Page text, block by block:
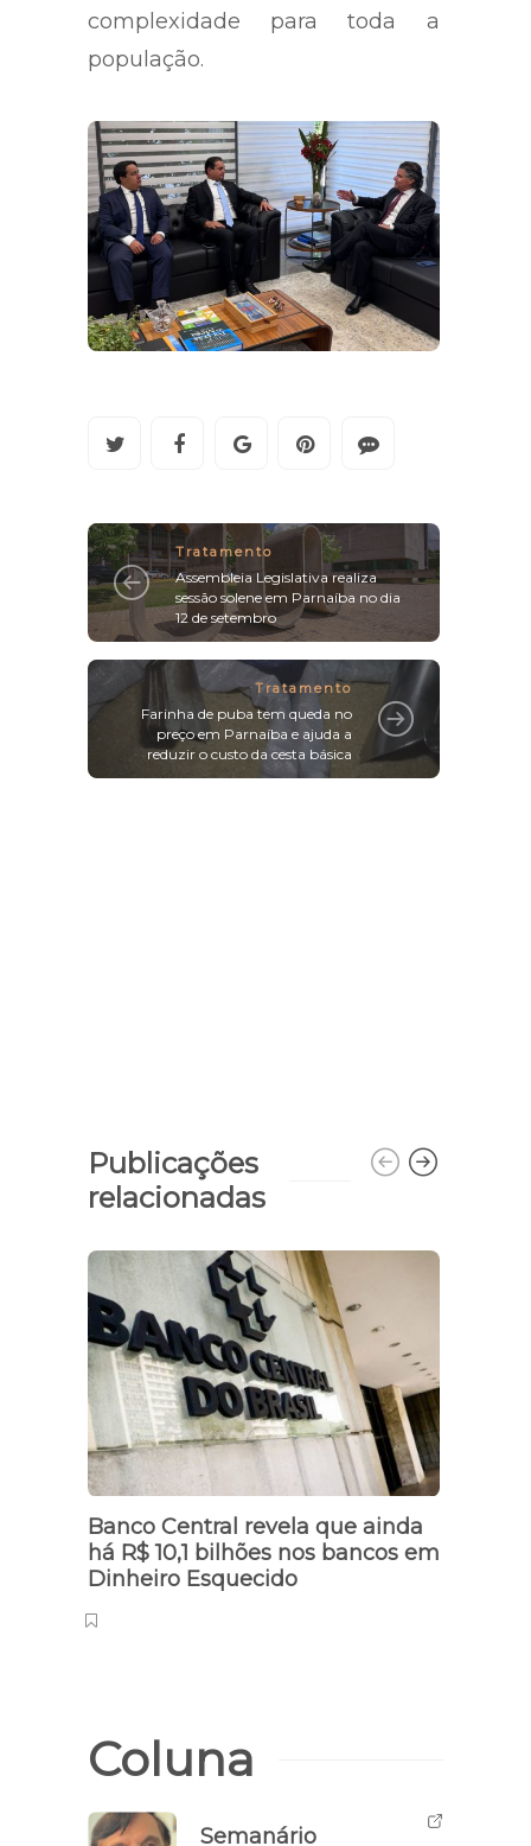
complexidade para toda a
população.
Tratamento
Assembleia Legislativa realiza
sessão solene em Parnaíba no dia
12 de setembro
Tratamento
Farinha de puba tem queda no
preço em Parnaíba e ajuda a
reduzir o custo da cesta básica
Publicações
relacionadas
Banco Central revela que ainda
há R$ 10,1 bilhões nos bancos em
Dinheiro Esquecido
Coluna
Semanário